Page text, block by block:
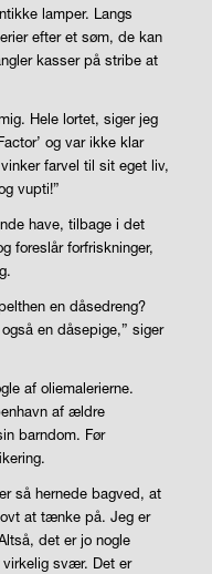
lamper. Langs
efter et søm, de kan
kasser på stribe at
Hele lortet, siger jeg
og var ikke klar
farvel til sit eget liv,
vupti!”
have, tilbage i det
foreslår forfriskninger,
en dåsedreng?
en dåsepige,” siger
af oliemalerierne.
af ældre
barndom. Før
så hernede bagved, at
at tænke på. Jeg er
det er jo nogle
svær. Det er